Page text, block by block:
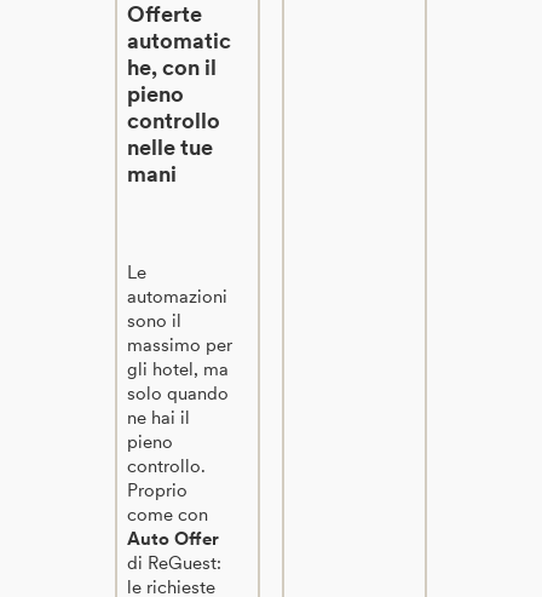
Offerte
automatic
he, con il
pieno
controllo
nelle tue
mani
Le
automazioni
sono il
massimo per
gli hotel, ma
solo quando
ne hai il
pieno
controllo.
Proprio
come con
Auto Offer
di ReGuest:
le richieste